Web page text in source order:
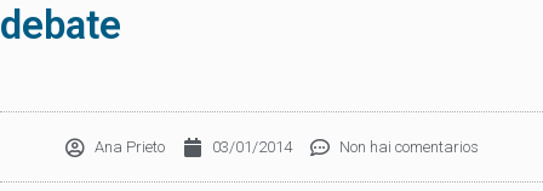
debate
Ana Prieto 03/01/2014 Non hai comentarios